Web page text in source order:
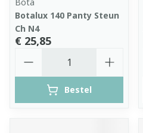
Botalux 140 Panty Steun
Ch N4
€ 25,85
Bestel